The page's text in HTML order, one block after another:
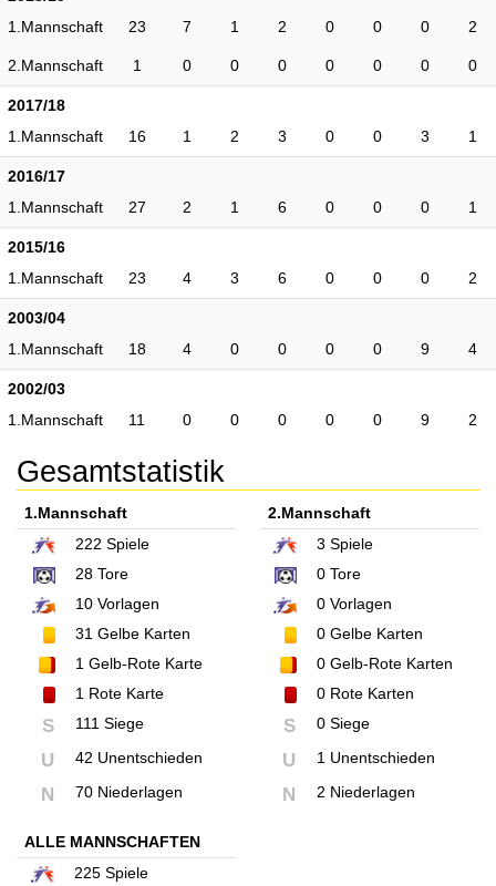
1.Mannschaft
23 7 1 2 0 0 0 2
2.Mannschaft 1 0 0 0 0 0 0 0
2017/18
1.Mannschaft
16 1 2 3 0 0 3 1
2016/17
1.Mannschaft
27 2 1 6 0 0 0 1
2015/16
1.Mannschaft
23 4 3 6 0 0 0 2
2003/04
1.Mannschaft
18 4 0 0 0 0 9 4
2002/03
1.Mannschaft
11 0 0 0 0 0 9 2
Gesamtstatistik
1.Mannschaft
222 Spiele
28 Tore
10 Vorlagen
31 Gelbe Karten
1 Gelb-Rote Karte
1 Rote Karte
S 111 Siege
U 42 Unentschieden
N 70 Niederlagen
2.Mannschaft
3 Spiele
0Tore
0Vorlagen
0Gelbe Karten
0Gelb-Rote Karten
0Rote Karten
S 0 Siege
U 1 Unentschieden
N 2 Niederlagen
ALLE MANNSCHAFTEN
225 Spiele